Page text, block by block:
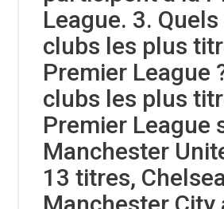
League. 3.
clubs les plus
Premier League
clubs les plus
Premier League
Manchester
13 titres,